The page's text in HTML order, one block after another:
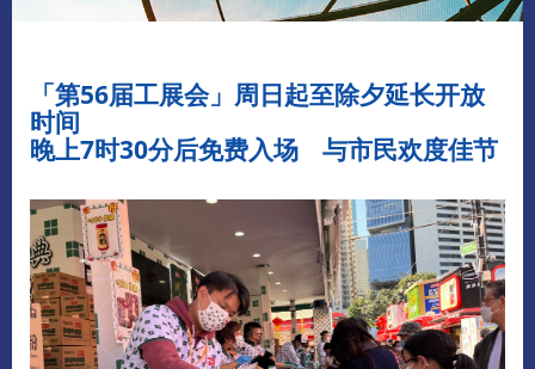
「第56届工展会」周日起至除夕延长开放
时间
晚上7时30分后免费入场 与市民欢度佳节